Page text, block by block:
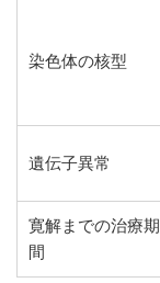
染色体の核型
遺伝子異常
寛解までの治療期
間